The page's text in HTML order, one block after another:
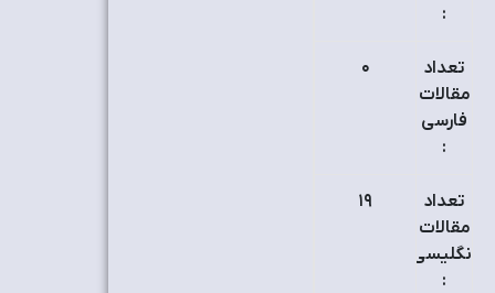
:
تعداد
مقالات
فارسی
:
٠
تعداد
مقالات
انگلیسی
:
۱۹